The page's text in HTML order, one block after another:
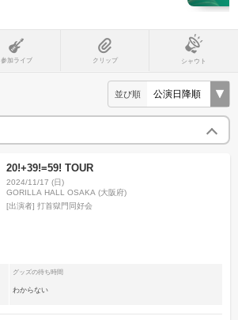
参加ライブ クリップ シャウト
並び順
20!+39!=59! TOUR
2024/11/17 (日)
GORILLA HALL OSAKA (大阪府)
[出演者]打首獄門同好会
グッズの待ち時間
わからない